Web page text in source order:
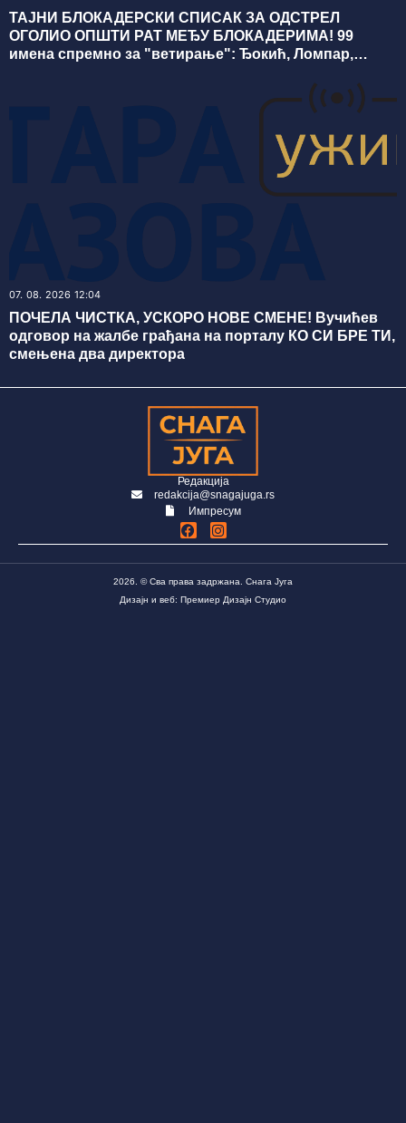
ТАЈНИ БЛОКАДЕРСКИ СПИСАК ЗА ОДСТРЕЛ
ОГОЛИО ОПШТИ РАТ МЕЂУ БЛОКАДЕРИМА! 99
имена спремно за "ветирање": Ђокић, Ломпар,
07. 08. 2026 12:04
ПОЧЕЛА ЧИСТКА, УСКОРО НОВЕ СМЕНЕ! Вучићев
одговор на жалбе грађана на порталу КО СИ БРЕ ТИ,
смењена два директора
Редакција
redakcija@snagajuga.rs
Импресум
2026. © Сва права задржана. Снага Југа
Дизајн и веб: Премиер Дизајн Студио